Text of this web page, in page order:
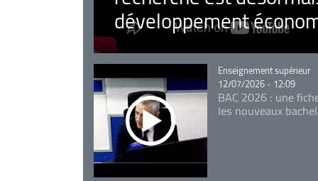
développement
Catégorie
Enseignement supérieur
12/07/2026 - 12:09
BAC 2026 : une
les nouveaux